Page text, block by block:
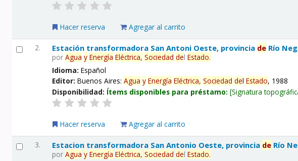
Hacer reserva Agregar al carrito
2. Estación transformadora San Antoni Oeste, provincia de Río
porAgua y Energía Eléctrica, Sociedad delEstado.
Idioma:Español
Editor:Buenos Aires:Agua y Energía Eléctrica, Sociedad delEstado, 1988
Disponibilidad: Ítems disponibles para préstamo: Signatura
Hacer reserva Agregar al carrito
3. Estacion transformadora San Antonio Oeste, provincia de Río
porAgua y Energía Eléctrica, Sociedad delEstado.